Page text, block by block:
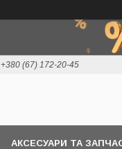
+380 (67) 172-20-45
АКСЕСУАРИ ТА